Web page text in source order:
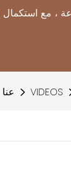
عنا VIDEOS